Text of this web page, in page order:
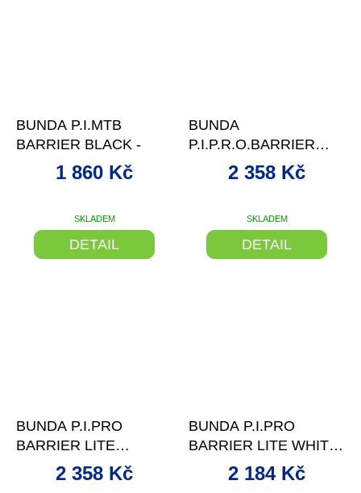
BUNDA P.I.MTB
BARRIER BLACK -
SKLADEM
1 860 Kč
DETAIL
BUNDA
P.I.P.R.O.BARRIER
LITE BLACK -
SKLADEM
2 358 Kč
DETAIL
BUNDA P.I.PRO
BARRIER LITE
SCREAMING
YELLOW/BLK -
2 358 Kč
BUNDA P.I.PRO
BARRIER LITE WHITE
2 184 Kč